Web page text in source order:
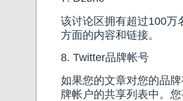
该讨论区拥有超过100万
方面的内容和链接。
8. Twitter品牌帐号
如果您的文章对您的品
牌帐户的共享列表中。